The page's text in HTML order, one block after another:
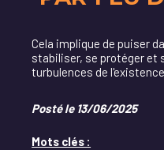
Cela implique de puiser
stabiliser, se protéger et
turbulences de
Posté le 13/06/2025
Mots clés :